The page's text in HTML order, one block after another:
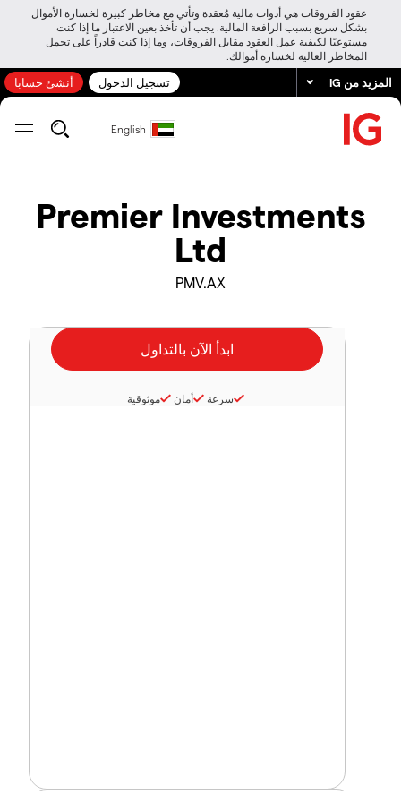
عقود الفروقات هي أدوات مالية مُعقدة وتأتي مع مخاطر كبيرة لخسارة الأموال
بشكل سريع بسبب الرافعة المالية. يجب أن تأخذ بعين الاعتبار ما إذا كنت
مستوعبًا لكيفية عمل العقود مقابل الفروقات، وما إذا كنت قادراً على تحمل
المخاطر العالية لخسارة أموالك.
المزيد من IG تسجيل الدخول أنشئ حسابا
English
Premier Investments
Ltd
PMV.AX
سرعة أمان موثوقية